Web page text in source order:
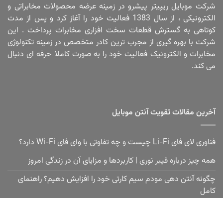
شرکت موبایل ریپیتر پیشرو در زمینه عرضه محصولات مخابراتی و
الکترونیکی ، از سال 1383 فعالیت خود را آغاز کرد و پس از مدت
کوتاهی به گسترش قطعات سخت افزاری مخابرات پرداخت . این
شرکت با بهره گیری از مجرب ترین کادر متخصص در زمینه تکنولوژی
مخابرات و الکترونیک فعالیت خود را به صورت کاملا حرفه ای دنبال
می کند.
آخرین مقالات تقویت آنتن موبایل
فناوری لای فای Li-Fi چیست و چه تفاوتی با وای فای Wi-Fi دارد؟
همه چیز درباره فیبر نوری | کاربردها و مزایای آن در زندگی امروز
چگونه آنتن دهی مودم سیم کارتی خود را افزایش دهیم؟ راهنمای
کامل